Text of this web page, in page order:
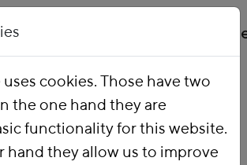
Topics Environmental Financial Reform
cookies. Those have two
the one hand they are
functionality for this website.
hand they allow us to improve